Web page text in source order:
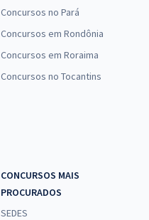
Concursos no Pará
Concursos em Rondônia
Concursos em Roraima
Concursos no Tocantins
CONCURSOS MAIS
PROCURADOS
SEDES